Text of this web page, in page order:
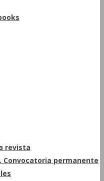
revista
Convocatoria permanente